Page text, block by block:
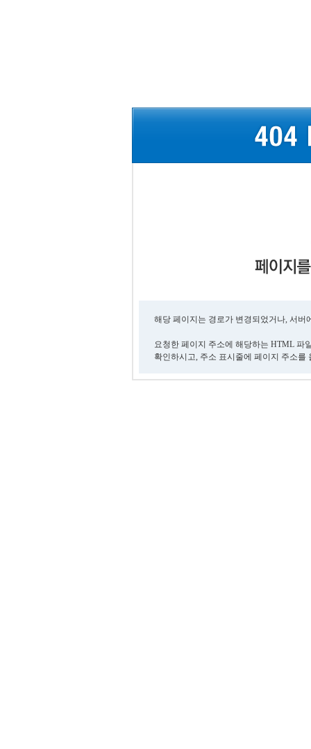
해당 페이지는 경로가 변경되었거나, 서
요청한 페이지 주소에 해당하는 HTML 파
확인하시고, 주소 표시줄에 페이지 주소